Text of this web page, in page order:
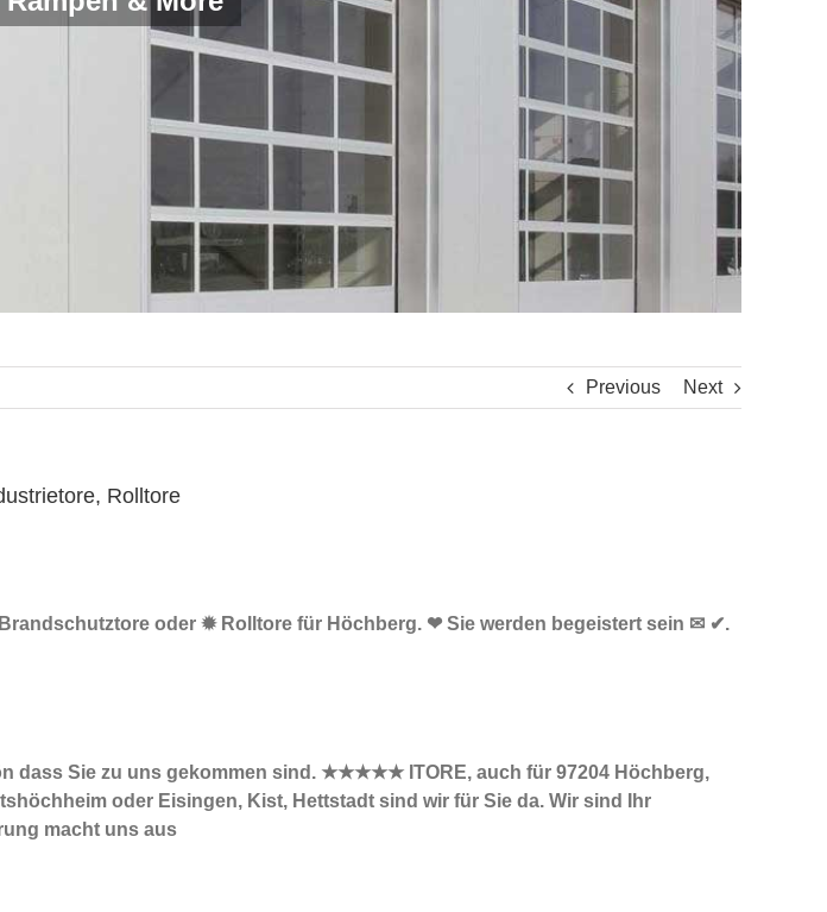
Previous Next
Rolltore
oder ✹ Rolltore für Höchberg. ❤ Sie werden begeistert sein ✉ ✔.
dass Sie zu uns gekommen sind. ★★★★★ ITORE, auch für 97204 Höchberg,
oder Eisingen, Kist, Hettstadt sind wir für Sie da. Wir sind Ihr
macht uns aus